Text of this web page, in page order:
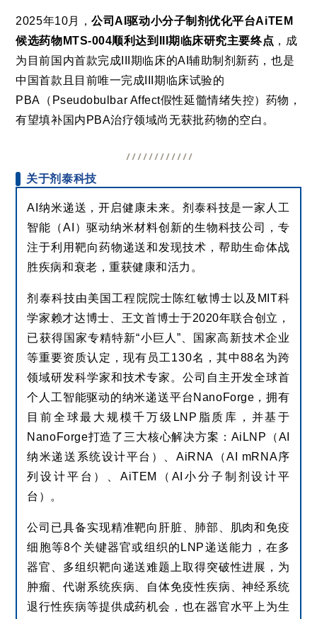
2025年10月，公司AI驱动小分子制剂优化平台AiTEM
候选药物MTS-004顺利达到III期临床研究主要终点 ，成
为目前国内首款完成III期临床的AI辅助制剂新药，也是
中国首款且目前唯一完成III期临床试验的
PBA（Pseudobulbar Affect假性延髓情绪失控）药物，
有望填补国内PBA治疗领域尚无获批药物的空白。
关于剂泰科技
AI纳米递送，开启健康未来。剂泰科技是一家人工
智能（AI）驱动纳米材料创新的生物科技公司，专
注于利用靶向药物递送和发现技术，帮助生命体战
胜疾病和衰老，重获健康和活力。
剂泰科技由美国工程院院士陈红敏博士以及MIT科
学家赖才达博士、王文首博士于2020年联合创立，
已获得国家专精特新“小巨人”、国家高新技术企业
等重要资质认定，现有员工130名，其中88名为跨
领域研发科学家和技术专家。公司自主开发全球首
个人工智能驱动的纳米递送平台NanoForge，拥有
目前全球最大规模千万级LNP脂质库，并基于
NanoForge打造了三大核心解决方案：AiLNP（AI
纳米递送系统设计平台）、AiRNA（AI mRNA序
列设计平台）、AiTEM（AI小分子制剂设计平
台）。
公司已具备实现精准靶向肝脏、肺部、肌肉和免疫
细胞等8个关键器官或组织的LNP递送能力，在多
器官、多组织靶向递送难题上取得突破性进展，为
肿瘤、代谢系统疾病、自体免疫性疾病、神经系统
退行性疾病等提供成药机会，也在器官水平上为生